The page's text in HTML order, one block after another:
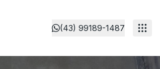
(43) 99189-1487